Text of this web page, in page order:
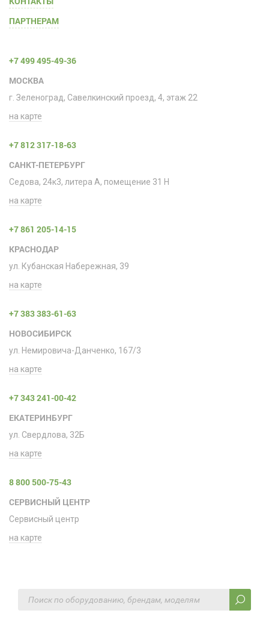
ПАРТНЕРАМ
+7 499 495-49-36
МОСКВА
г. Зеленоград, Савелкинский проезд, 4, этаж 22
на карте
+7 812 317-18-63
САНКТ-ПЕТЕРБУРГ
Седова, 24к3, литера А, помещение 31 H
на карте
+7 861 205-14-15
КРАСНОДАР
ул. Кубанская Набережная, 39
на карте
+7 383 383-61-63
НОВОСИБИРСК
ул. Немировича-Данченко, 167/3
на карте
+7 343 241-00-42
ЕКАТЕРИНБУРГ
ул. Свердлова, 32Б
на карте
8 800 500-75-43
СЕРВИСНЫЙ ЦЕНТР
Сервисный центр
на карте